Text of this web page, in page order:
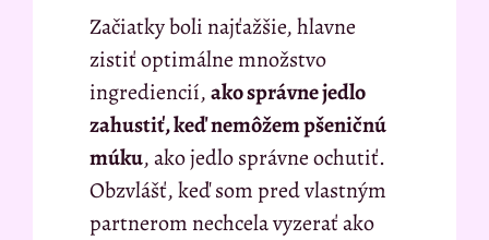
Začiatky boli najťažšie, hlavne
zistiť optimálne množstvo
ingrediencií,ako správne jedlo
zahustiť, keď nemôžem pšeničnú
múku, ako jedlo správne ochutiť.
Obzvlášť, keď som pred vlastným
partnerom nechcela vyzerať ako